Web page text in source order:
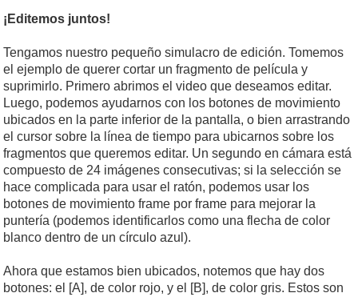
¡Editemos juntos!
Tengamos nuestro pequeño simulacro de edición. Tomemos
el ejemplo de querer cortar un fragmento de película y
suprimirlo. Primero abrimos el video que deseamos editar.
Luego, podemos ayudarnos con los botones de movimiento
ubicados en la parte inferior de la pantalla, o bien arrastrando
el cursor sobre la línea de tiempo para ubicarnos sobre los
fragmentos que queremos editar. Un segundo en cámara está
compuesto de 24 imágenes consecutivas; si la selección se
hace complicada para usar el ratón, podemos usar los
botones de movimiento frame por frame para mejorar la
puntería (podemos identificarlos como una flecha de color
blanco dentro de un círculo azul).
Ahora que estamos bien ubicados, notemos que hay dos
botones: el [A], de color rojo, y el [B], de color gris. Estos son